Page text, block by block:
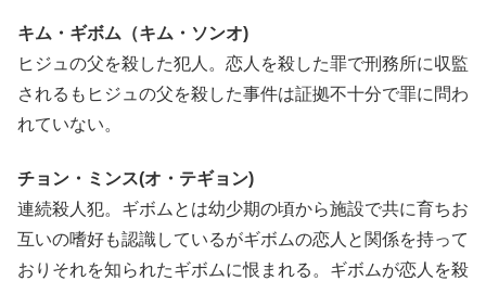
キム・ギボム（キム・ソンオ)
ヒジュの父を殺した犯人。恋人を殺した罪で刑務所に収監
されるもヒジュの父を殺した事件は証拠不十分で罪に問わ
れていない。
チョン・ミンス(オ・テギョン)
連続殺人犯。ギボムとは幼少期の頃から施設で共に育ちお
互いの嗜好も認識しているがギボムの恋人と関係を持って
おりそれを知られたギボムに恨まれる。ギボムが恋人を殺